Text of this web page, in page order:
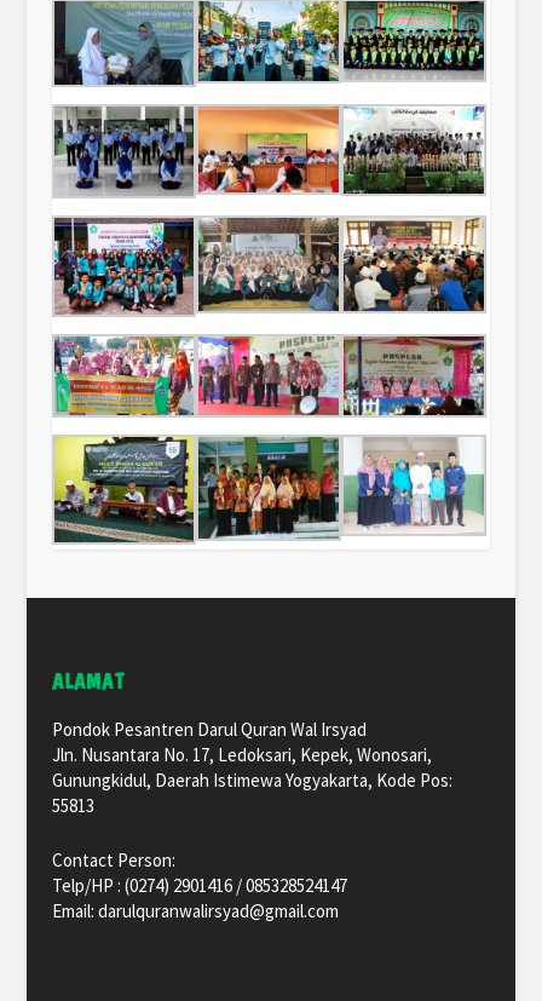
ALAMAT
Pondok Pesantren Darul Quran Wal Irsyad
Jln. Nusantara No. 17, Ledoksari, Kepek, Wonosari,
Gunungkidul, Daerah Istimewa Yogyakarta, Kode Pos:
55813
Contact Person:
Telp/HP : (0274) 2901416 / 085328524147
Email: darulquranwalirsyad@gmail.com